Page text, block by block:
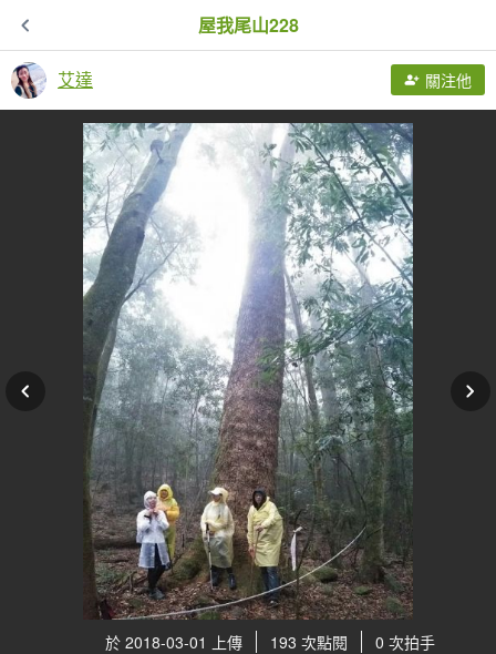
屋我尾山228
艾達 關注他
於 2018-03-01 上傳 193 次點閱 0 次拍手